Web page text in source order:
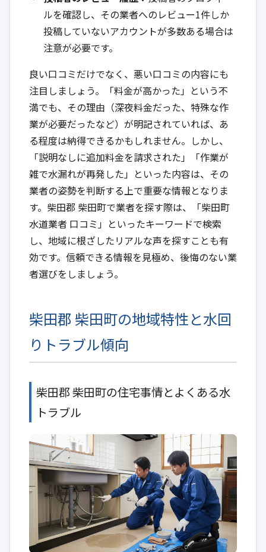
ルを確認し、その業者へのレビュー1件しか
投稿していないアカウントが多数ある場合は
注意が必要です。
良い口コミだけでなく、悪い口コミの内容にも
注目しましょう。「料金が高かった」という不
満でも、その理由（深夜料金だった、特殊な作
業が必要だったなど）が明記されていれば、あ
る程度は納得できるかもしれません。しかし、
「説明なしに追加料金を請求された」「作業が
雑で水漏れが再発した」といった内容は、その
業者の姿勢を判断する上で重要な情報となりま
す。柴田郡 柴田町で業者を探す際は、「柴田町
水道業者 口コミ」といったキーワードで検索
し、地域に根ざしたリアルな声を探すことも有
効です。信頼できる情報を見極め、後悔のない業
者選びをしましょう。
柴田郡 柴田町の地域特性と水回
りトラブル傾向
柴田郡 柴田町の住宅事情とよくある水
トラブル